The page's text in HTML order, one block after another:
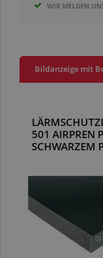
WIR MELDEN
Bildanzeige mit
501 AIRPREN
SCHWARZEM